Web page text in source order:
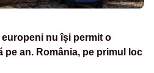
nu își permit o
pe an. România, pe primul loc